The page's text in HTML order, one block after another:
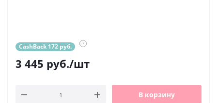
CashBack 172 руб. ?
3 445 руб./шт
В корзину